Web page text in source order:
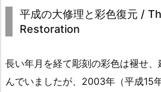
平成の大修理と彩色復元 /
Restoration
長い年月を経て彫刻の彩色は褪せ
んでいましたが、2003年（平成15